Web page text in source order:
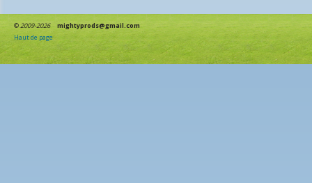
©2009-2026
mightyprods@gmail.com
Haut de page